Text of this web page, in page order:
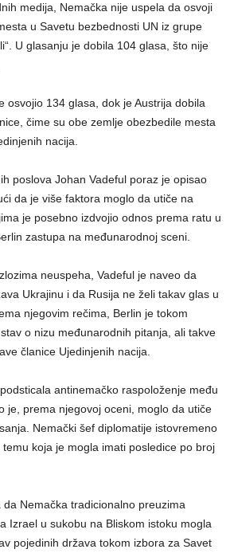
medija, Nemačka nije uspela da osvoji
u Savetu bezbednosti UN iz grupe
U glasanju je dobila 104 glasa, što nije
osvojio 134 glasa, dok je Austrija dobila
čime su obe zemlje obezbedile mesta
nacija.
poslova Johan Vadeful poraz je opisao
da je više faktora moglo da utiče na
je posebno izdvojio odnos prema ratu u
zastupa na međunarodnoj sceni.
neuspeha, Vadeful je naveo da
Ukrajinu i da Rusija ne želi takav glas u
njegovim rečima, Berlin je tokom
o nizu međunarodnih pitanja, ali takve
članice Ujedinjenih nacija.
antinemačko raspoloženje među
je, prema njegovoj oceni, moglo da utiče
Nemački šef diplomatije istovremeno
koja je mogla imati posledice po broj
Nemačka tradicionalno preuzima
Izrael u sukobu na Bliskom istoku mogla
pojedinih država tokom izbora za Savet